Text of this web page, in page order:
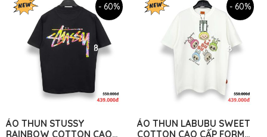
- 60%
ÁO THUN STUSSY
RAINBOW COTTON CAO
- 60%
ÁO THUN LABUBU SWEET
COTTON CAO CẤP FORM